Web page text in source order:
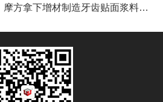
重大突破！摩方拿下增材制造牙齿贴面浆料三类医疗器械注册证